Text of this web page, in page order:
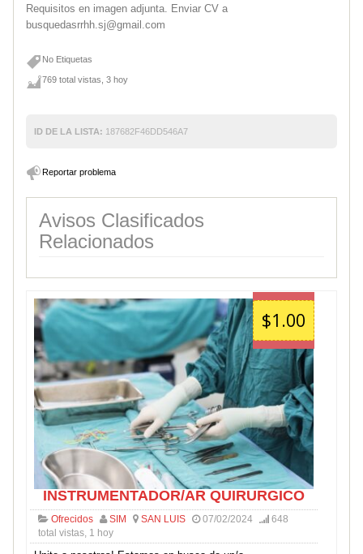
Requisitos en imagen adjunta. Enviar CV a
busquedasrrhh.sj@gmail.com
No Etiquetas
769 total vistas, 3 hoy
ID DE LA LISTA: 187682F46DD546A7
Reportar problema
Avisos Clasificados
Relacionados
$1.00
INSTRUMENTADOR/AR QUIRURGICO
Ofrecidos SIM SAN LUIS 07/02/2024
648
total vistas, 1 hoy